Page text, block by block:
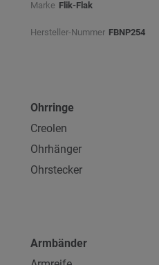
Marke Flik-Flak
Hersteller-Nummer FBNP254
Ohrringe
Creolen
Ohrhänger
Ohrstecker
Armbänder